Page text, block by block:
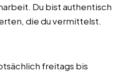
Du bist authentisch
die du vermittelst.
freitags bis